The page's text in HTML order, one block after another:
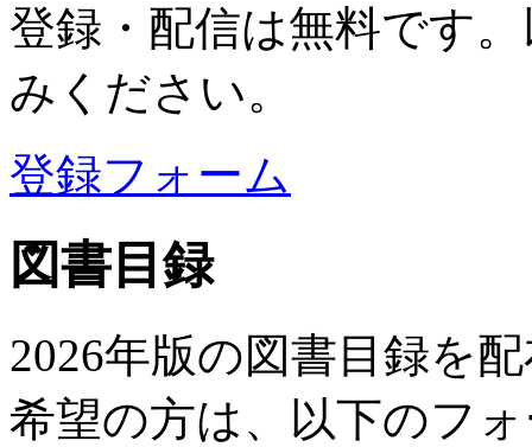
登録・配信は無料です
みください。
登録フォーム
図書目録
2026年版の図書目録を
希望の方は、以下のフ